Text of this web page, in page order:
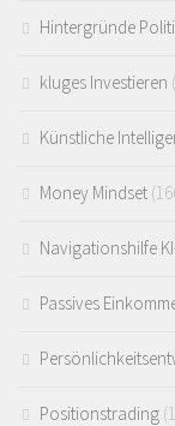
Hintergründe
kluges Investieren
Künstliche
Money Mindset
Navigationshilfe
Passives
Positionstrading